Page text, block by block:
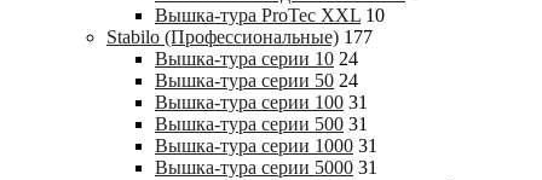
Вышка-тура ProTec XXL 10
Stabilo (Профессиональные) 177
Вышка-тура cерии 10 24
Вышка-тура cерии 50 24
Вышка-тура cерии 100 31
Вышка-тура cерии 500 31
Вышка-тура cерии 1000 31
Вышка-тура cерии 5000 31